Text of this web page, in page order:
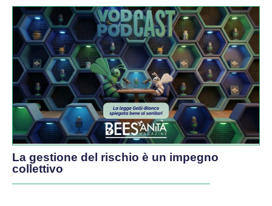
La gestione del rischio è un impegno
collettivo